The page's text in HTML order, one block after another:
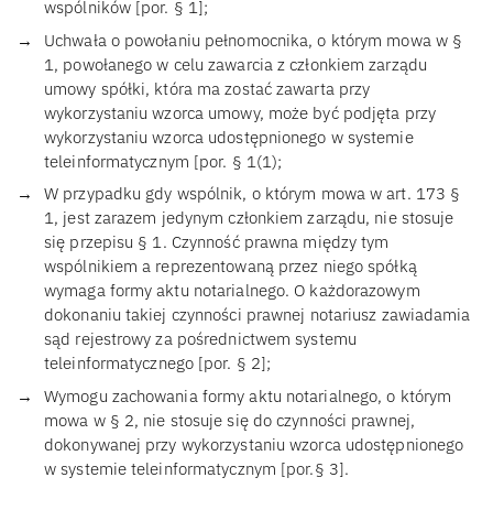
wspólników [por. § 1];
Uchwała o powołaniu pełnomocnika, o którym mowa w §
1, powołanego w celu zawarcia z członkiem zarządu
umowy spółki, która ma zostać zawarta przy
wykorzystaniu wzorca umowy, może być podjęta przy
wykorzystaniu wzorca udostępnionego w systemie
teleinformatycznym [por. § 1(1);
W przypadku gdy wspólnik, o którym mowa w art. 173 §
1, jest zarazem jedynym członkiem zarządu, nie stosuje
się przepisu § 1. Czynność prawna między tym
wspólnikiem a reprezentowaną przez niego spółką
wymaga formy aktu notarialnego. O każdorazowym
dokonaniu takiej czynności prawnej notariusz zawiadamia
sąd rejestrowy za pośrednictwem systemu
teleinformatycznego [por. § 2];
Wymogu zachowania formy aktu notarialnego, o którym
mowa w § 2, nie stosuje się do czynności prawnej,
dokonywanej przy wykorzystaniu wzorca udostępnionego
w systemie teleinformatycznym [por.§ 3].